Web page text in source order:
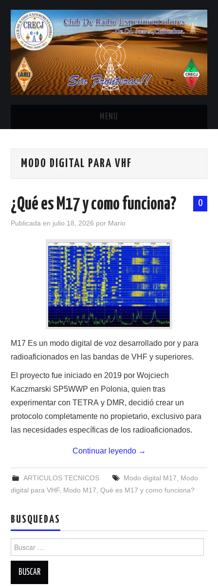
MENU
ANTENAS Y ACCESORIOS
CONTACTO
HISTORIA DE LA RADIO
IMÁGENES CRECJ
LA PULGA MERCANTE
LITERATURA DE LA RADIO
MODOS DIGITALES
MORSE CW APRENDE Y MAS
PLAN DE BANDAS DE
RADIOAFICIONADOS EN MEXICO
PROMOCIÓN DE LA RADIO AFICIÓN
PROPAGACIÓN
MODO DIGITAL PARA VHF
0
¿Qué es M17 y como funciona?
Publicada en julio 18, 2026 por Mario
M17 Es un modo digital de voz desarrollado por y para
radioaficionados en las bandas de VHF y superiores.
El proyecto fue iniciado en 2019 por Wojciech
Kaczmarski SP5WWP en Polonia, quien tras
experimentar con TETRA y DMR, decidió crear un
protocolo completamente no propietario, exclusivo para
las necesidades específicas de los radioaficionados.
Continuar leyendo →
ARTICULOS TECNICOS Modo digital M17, Modo
digital para VHF, Modo M17,Qué es M17 y como funciona?
BUSQUEDAS
Buscar: